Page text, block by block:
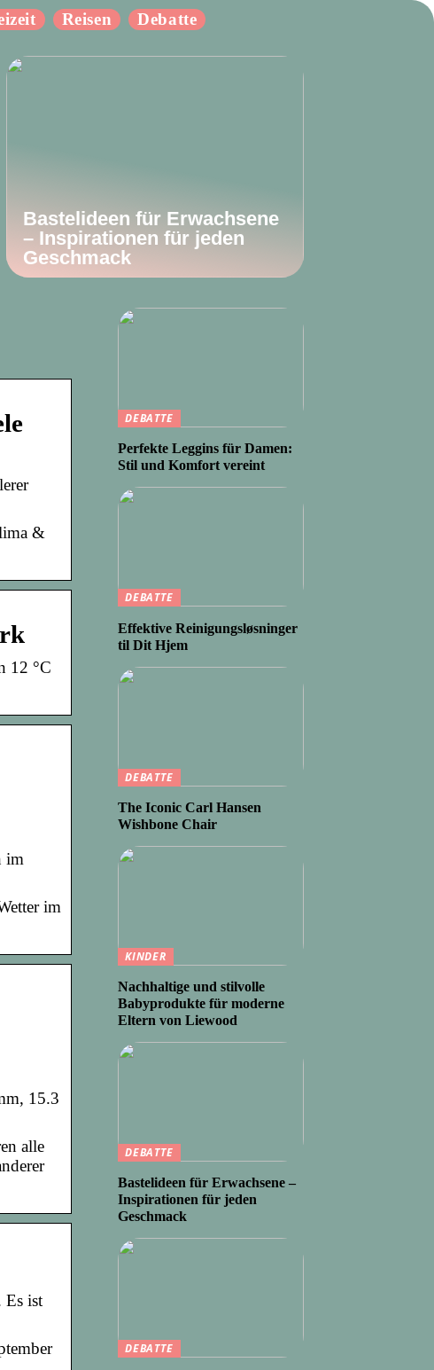
Reisen Debatte
Bastelideen für Erwachsene
– Inspirationen für jeden
Geschmack
&
12 °C
im
im
15.3
alle
Es ist
DEBATTE
Perfekte Leggins für Damen:
Stil und Komfort vereint
DEBATTE
Effektive Reinigungsløsninger
til Dit Hjem
DEBATTE
The Iconic Carl Hansen
Wishbone Chair
KINDER
Nachhaltige und stilvolle
Babyprodukte für moderne
Eltern von Liewood
DEBATTE
Bastelideen für Erwachsene –
Inspirationen für jeden
Geschmack
DEBATTE